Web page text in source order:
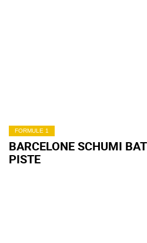
FORMULE 1
BARCELONE SCHUMI
PISTE